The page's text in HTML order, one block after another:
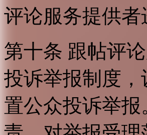
评论服务提供
第十条 跟帖评
投诉举报制度
置公众投诉举